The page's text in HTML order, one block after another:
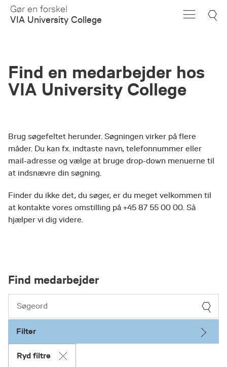
Skip
Main
Gør en forskel
VIA University College
Find en medarbejder hos
VIA University College
Brug søgefeltet herunder. Søgningen virker på flere
måder. Du kan fx. indtaste navn, telefonnummer eller
mail-adresse og vælge at bruge drop-down menuerne til
at indsnævre din søgning.
Finder du ikke det, du søger, er du meget velkommen til
at kontakte vores omstilling på +45 87 55 00 00. Så
hjælper vi dig videre.
Find medarbejder
Filter
Ryd filtre